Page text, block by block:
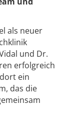
als neuer
und Dr.
erfolgreich
ein
das die